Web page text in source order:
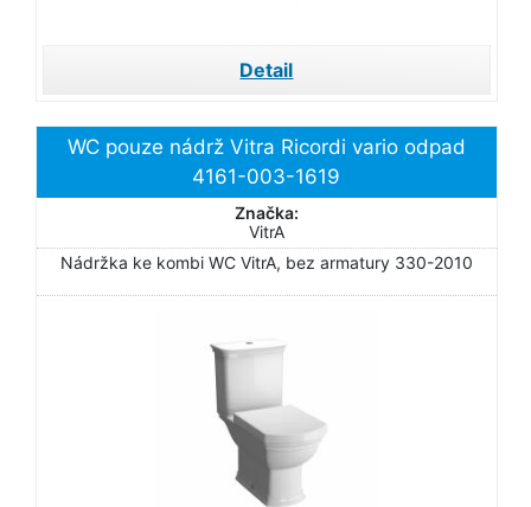
Detail
WC pouze nádrž Vitra Ricordi vario odpad
4161-003-1619
Značka:
VitrA
Nádržka ke kombi WC VitrA, bez armatury 330-2010